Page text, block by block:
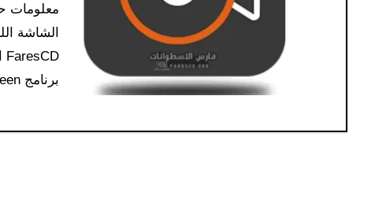
برنامج Aiseesoft Screen…